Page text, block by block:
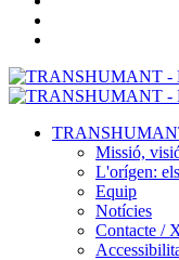
Missió,
L'orígen:
Equip
Notícies
Contacte /